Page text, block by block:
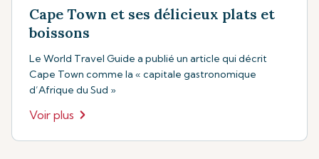
Cape Town et ses délicieux plats et
boissons
Le World Travel Guide a publié un article qui décrit
Cape Town comme la « capitale gastronomique
d’Afrique du Sud »
Voir plus